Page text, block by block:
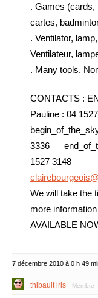
. Games (cards,
cartes,
. Ventilator,
Ventilateur,
. Many tools.
CONTACTS :
Pauline : 04
3336
1527 3148
We will take the
more information
AVAILABLE
7 décembre 2010 à 0 h 49
thibault iris Membre